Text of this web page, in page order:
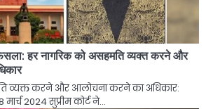
हर नागरिक को असहमति व्यक्त करने और
व्यक्त करने और आलोचना करने का अधिकार:
मार्च 2024 सुप्रीम कोर्ट ने…